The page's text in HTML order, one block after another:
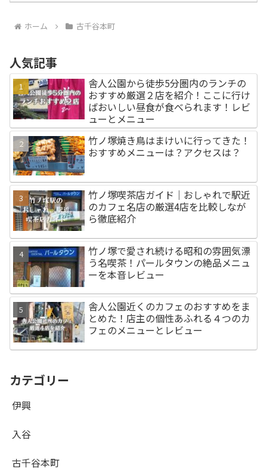
ホーム 古千谷本町
人気記事
舎人公園から徒歩5分圏内のランチの
おすすめ厳選２店を紹介！ここに行け
ばおいしい昼食が食べられます！レビ
ューとメニュー
竹ノ塚焼き鳥はまけいに行ってきた！
おすすめメニューは？アクセスは？
竹ノ塚喫茶店ガイド｜おしゃれで駅近
のカフェ名店の厳選4店を比較しなが
ら徹底紹介
竹ノ塚で愛され続ける昭和の雰囲気漂
う名喫茶！パールタウンの絶品メニュ
ーを本音レビュー
舎人公園近くのカフェのおすすめをま
とめた！店主の個性あふれる４つのカ
フェのメニューとレビュー
カテゴリー
伊興
入谷
古千谷本町